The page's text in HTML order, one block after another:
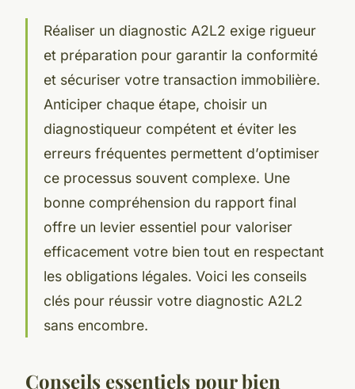
Réaliser un diagnostic A2L2 exige rigueur
et préparation pour garantir la conformité
et sécuriser votre transaction immobilière.
Anticiper chaque étape, choisir un
diagnostiqueur compétent et éviter les
erreurs fréquentes permettent d’optimiser
ce processus souvent complexe. Une
bonne compréhension du rapport final
offre un levier essentiel pour valoriser
efficacement votre bien tout en respectant
les obligations légales. Voici les conseils
clés pour réussir votre diagnostic A2L2
sans encombre.
Conseils essentiels pour bien